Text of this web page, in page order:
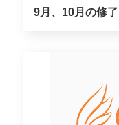
9月、10月の修